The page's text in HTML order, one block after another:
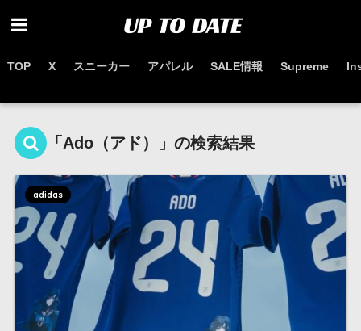
TOP X スニーカー アパレル SALE情報 Supreme
「Ado（アド）」の検索結果
adidas